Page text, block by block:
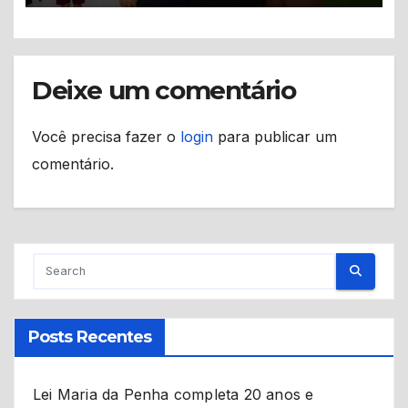
Deixe um comentário
Você precisa fazer o login para publicar um
comentário.
Posts Recentes
Lei Maria da Penha completa 20 anos e